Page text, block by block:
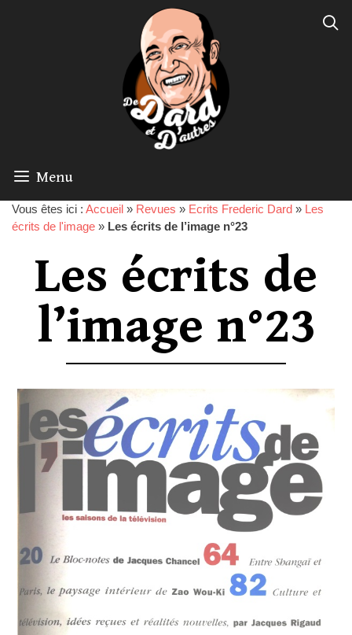
Menu
Vous êtes ici : Accueil » Revues » Ecrits Frederic Dard » Les
écrits de l'image » Les écrits de l’image n°23
Les écrits de
l’image n°23